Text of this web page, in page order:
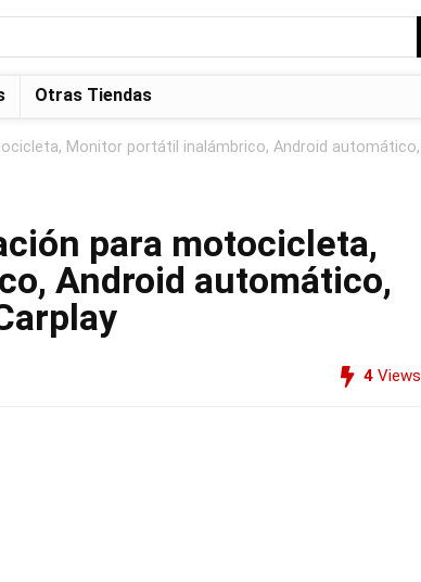
Otras Tiendas
Monitor portátil inalámbrico, Android automático,
para motocicleta,
Android automático,
4 Views